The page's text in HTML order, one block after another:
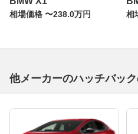
相場価格 〜238.0万円 相
他メーカーのハッチバッ